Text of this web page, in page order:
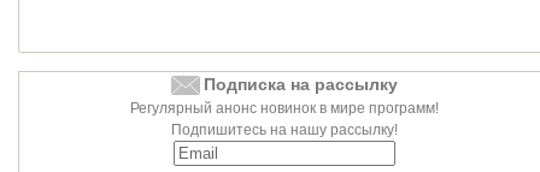
Подписка на рассылку
Регулярный анонс новинок в мире программ!
Подпишитесь на нашу рассылку!